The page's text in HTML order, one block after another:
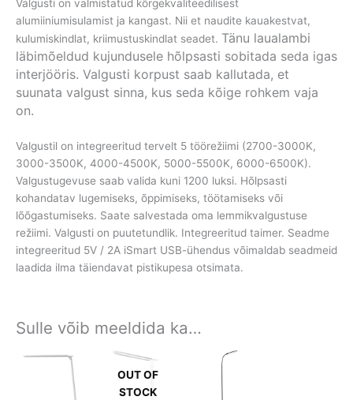
Valgusti on valmistatud kõrgekvaliteedilisest
alumiiniumisulamist ja kangast. Nii et naudite kauakestvat,
kulumiskindlat, kriimustuskindlat seadet. Tänu laualambi
läbimõeldud kujundusele hõlpsasti sobitada seda igas
interjööris. Valgusti korpust saab kallutada, et
suunata valgust sinna, kus seda kõige rohkem vaja
on.
Valgustil on integreeritud tervelt 5 töörežiimi (2700-3000K,
3000-3500K, 4000-4500K, 5000-5500K, 6000-6500K).
Valgustugevuse saab valida kuni 1200 luksi. Hõlpsasti
kohandatav lugemiseks, õppimiseks, töötamiseks või
lõõgastumiseks. Saate salvestada oma lemmikvalgustuse
režiimi. Valgusti on puutetundlik. Integreeritud taimer. Seadme
integreeritud 5V / 2A iSmart USB-ühendus võimaldab seadmeid
laadida ilma täiendavat pistikupesa otsimata.
Sulle võib meeldida ka…
OUT OF
STOCK